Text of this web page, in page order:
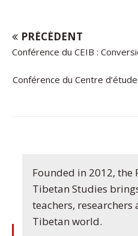
PRÉCÉDENT
Conférence du CEIB :
Conférence du Centre
Founded in 2012, the
Tibetan Studies
teachers,
Tibetan world.